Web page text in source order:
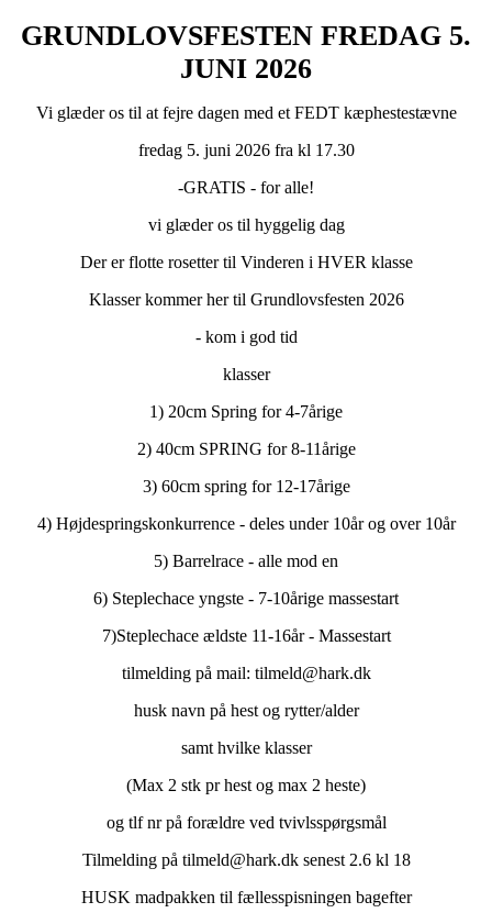
GRUNDLOVSFESTEN FREDAG 5.
JUNI 2026
Vi glæder os til at fejre dagen med et FEDT kæphestestævne
fredag 5. juni 2026 fra kl 17.30
-GRATIS - for alle!
vi glæder os til hyggelig dag
Der er flotte rosetter til Vinderen i HVER klasse
Klasser kommer her til Grundlovsfesten 2026
- kom i god tid
klasser
1) 20cm Spring for 4-7årige
2) 40cm SPRING for 8-11årige
3) 60cm spring for 12-17årige
4) Højdespringskonkurrence - deles under 10år og over 10år
5) Barrelrace - alle mod en
6) Steplechace yngste - 7-10årige massestart
7)Steplechace ældste 11-16år - Massestart
tilmelding på mail: tilmeld@hark.dk
husk navn på hest og rytter/alder
samt hvilke klasser
(Max 2 stk pr hest og max 2 heste)
og tlf nr på forældre ved tvivlsspørgsmål
Tilmelding på tilmeld@hark.dk senest 2.6 kl 18
HUSK madpakken til fællesspisningen bagefter